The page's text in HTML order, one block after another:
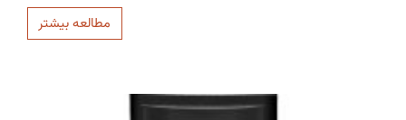
مطالعه بیشتر